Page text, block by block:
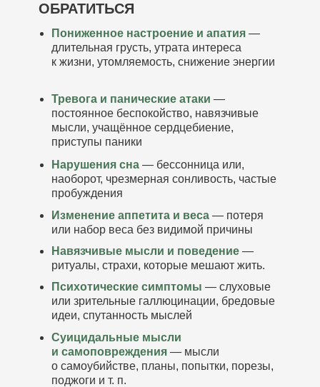
ОБРАТИТЬСЯ
Пониженное настроение и апатия —
длительная грусть, утрата интереса
к жизни, утомляемость, снижение энергии
Тревога и панические атаки —
постоянное беспокойство, навязчивые
мысли, учащённое сердцебиение,
приступы паники
Нарушения сна — бессонница или,
наоборот, чрезмерная сонливость, частые
пробуждения
Изменение аппетита и веса — потеря
или набор веса без видимой причины
Суицидальные мысли
и самоповреждения — мысли
о самоубийстве, планы, попытки, порезы,
поджоги и т. п.
Психотические симптомы — слуховые
или зрительные галлюцинации, бредовые
идеи, спутанность мыслей
Навязчивые мысли и поведение —
ритуалы, страхи, которые мешают жить.